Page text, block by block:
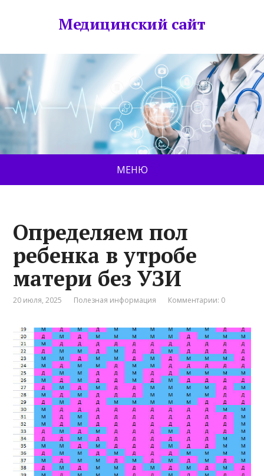
Медицинский сайт
МЕНЮ
Определяем пол
ребенка в утробе
матери без УЗИ
20 июля, 2025 Полезная информация Комментарии: 0